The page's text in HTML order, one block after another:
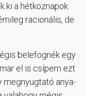
ki a hétköznapok
racionális, de
belefognék egy
el is csípem ezt
megnyugtató anya-